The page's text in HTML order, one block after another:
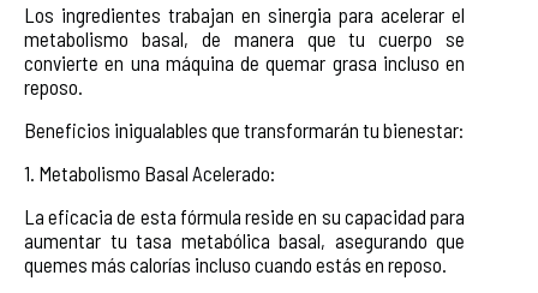
Los ingredientes trabajan en sinergia para acelerar el
metabolismo basal, de manera que tu cuerpo se
convierte en una máquina de quemar grasa incluso en
reposo.
Beneficios inigualables que transformarán tu bienestar:
1. Metabolismo Basal Acelerado:
La eficacia de esta fórmula reside en su capacidad para
aumentar tu tasa metabólica basal, asegurando que
quemes más calorías incluso cuando estás en reposo.